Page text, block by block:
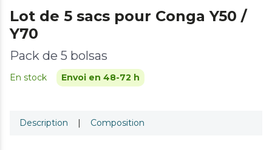
Lot de 5 sacs pour Conga Y50 /
Y70
Pack de 5 bolsas
En stock Envoi en 48-72 h
Description | Composition